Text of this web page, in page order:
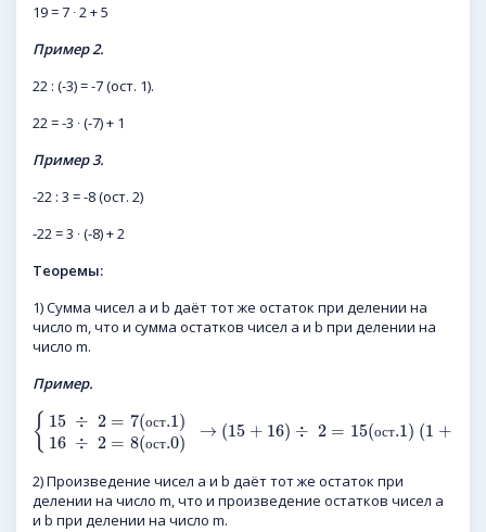
19 = 7 ∙ 2 + 5
Пример 2.
22 : (-3) = -7 (ост. 1).
22 = -3 ∙ (-7) + 1
Пример 3.
-22 : 3 = -8 (ост. 2)
-22 = 3 ∙ (-8) + 2
Теоремы:
1) Сумма чисел a и b даёт тот же остаток при делении на
число m, что и сумма остатков чисел a и b при делении на
число m.
Пример.
{ 15 ÷ 2 = 7(ост.1 )
16 ÷ 2 = 8(ост.0)
→ (15 + 16) ÷ 2 = 15(ост.1) (1 +
2) Произведение чисел a и b даёт тот же остаток при
делении на число m, что и произведение остатков чисел a
и b при делении на число m.